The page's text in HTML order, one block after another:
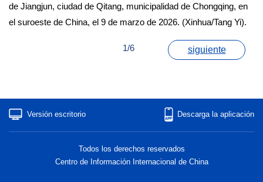
de Jiangjun, ciudad de Qitang, municipalidad de Chongqing, en
el suroeste de China, el 9 de marzo de 2026. (Xinhua/Tang Yi).
1/6 siguiente
Versión escritorio Descarga la aplicación
Todos los derechos reservados
Centro de Información Internacional de China